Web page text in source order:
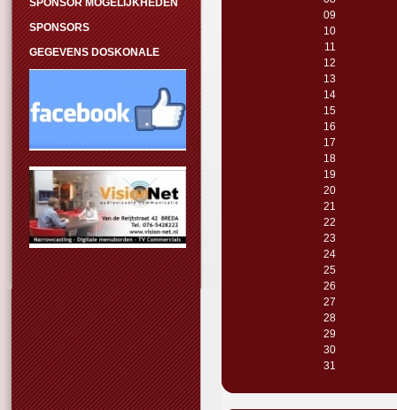
SPONSOR MOGELIJKHEDEN
SPONSORS
GEGEVENS DOSKONALE
09
10
11
12
13
14
15
16
17
18
19
20
21
22
23
24
25
26
27
28
29
30
31